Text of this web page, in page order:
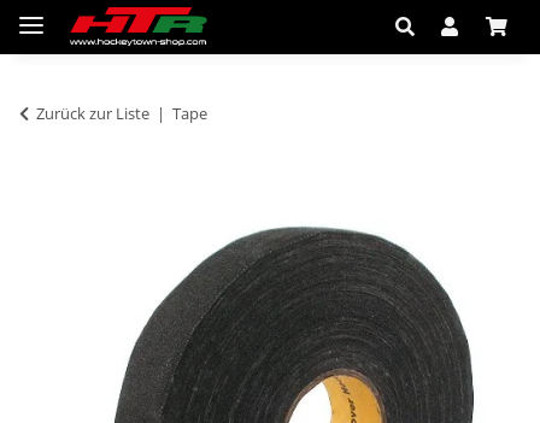
Zurück zur Liste Tape